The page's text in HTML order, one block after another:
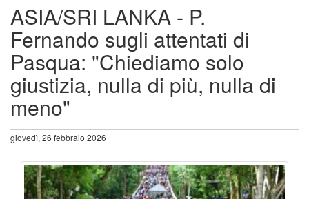
ASIA/SRI LANKA - P.
Fernando sugli attentati di
Pasqua: "Chiediamo solo
giustizia, nulla di più, nulla di
meno"
giovedì, 26 febbraio 2026